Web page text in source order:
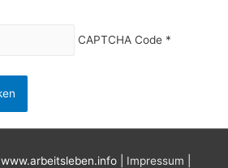
CAPTCHA Code*
www.arbeitsleben.info Impressum